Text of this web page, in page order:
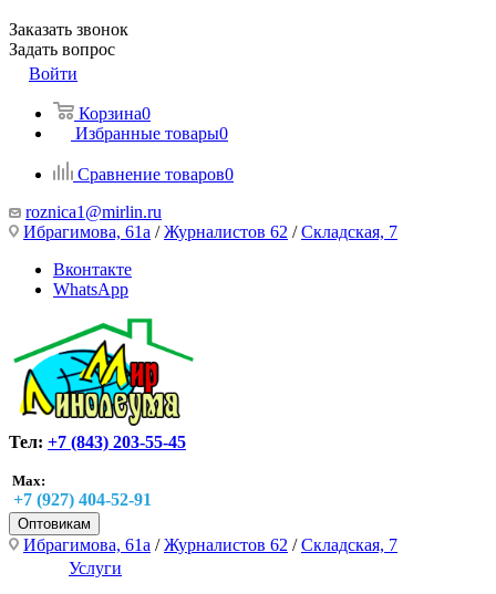
Заказать звонок
Задать вопрос
Войти
Корзина0
Избранные товары0
Сравнение товаров0
roznica1@mirlin.ru
Ибрагимова, 61а /Журналистов 62 /Складская, 7
Вконтакте
WhatsApp
Тел: +7 (843) 203-55-45
Max:
+7 (927) 404-52-91
Оптовикам
Ибрагимова, 61а /Журналистов 62 /Складская, 7
Услуги